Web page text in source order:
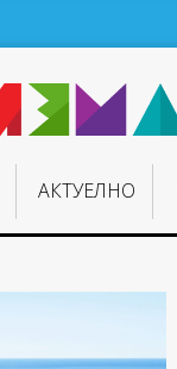
АКТУЕЛНО